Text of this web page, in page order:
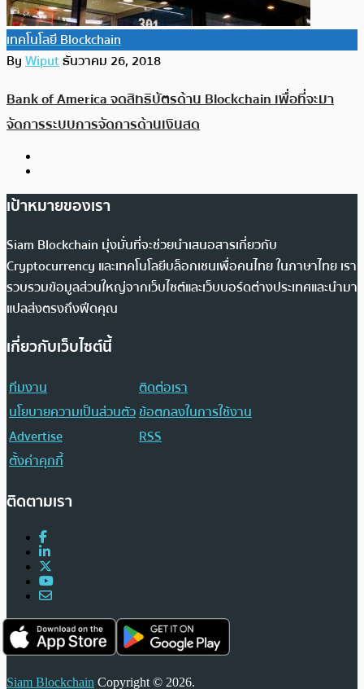
เทคโนโลยี Blockchain
ByWiputธันวาคม 26, 2018
Bank of America จดสิทธิบัตรด้าน Blockchain เพื่อที่จะมา
จัดการระบบการจัดการด้านเงินสด
เป้าหมายของเรา
Siam Blockchain มุ่งมั่นที่จะช่วยนำเสนอสารเกี่ยวกับ
Cryptocurrency และเทคโนโลยีบล็อกเชนเพื่อคนไทย ในภาษาไทย เรา
รวบรวมข้อมูลส่วนใหญ่จากเว็บไซต์และเว็บบอร์ดต่างประเทศและนำมา
แปลส่งตรงถึงฟีดคุณ
เกี่ยวกับเว็บไซต์นี้
ทีมงาน
ติดต่อเรา
นโยบายความเป็นส่วนตัวข้อตกลงในการใช้งาน
Advertise
RSS
ตั้งค่าคุกกี้
ติดตามเรา
Siam Blockchain Copyright © 2026.